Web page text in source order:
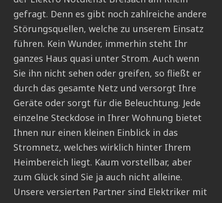
gefragt. Denn es gibt noch zahlreiche andere
Störungsquellen, welche zu unserem Einsatz
führen. Kein Wunder, immerhin steht Ihr
ganzes Haus quasi unter Strom. Auch wenn
Sie ihn nicht sehen oder greifen, so fließt er
durch das gesamte Netz und versorgt Ihre
Geräte oder sorgt für die Beleuchtung. Jede
einzelne Steckdose in Ihrer Wohnung bietet
Ihnen nur einen kleinen Einblick in das
Stromnetz, welches wirklich hinter Ihrem
Heimbereich liegt. Kaum vorstellbar, aber
zum Glück sind Sie ja auch nicht alleine.
Unsere versierten Partner sind Elektriker mit